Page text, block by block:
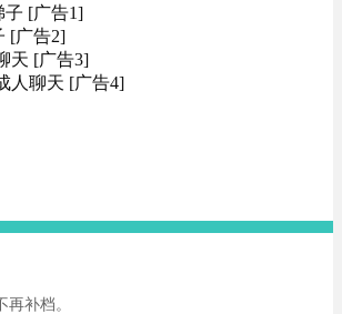
子 [广告1]
[广告2]
天 [广告3]
人聊天 [广告4]
补档。